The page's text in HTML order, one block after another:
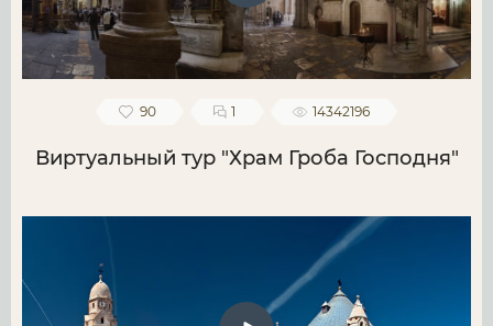
90 1 14342196
Виртуальный тур "Храм Гроба Господня"